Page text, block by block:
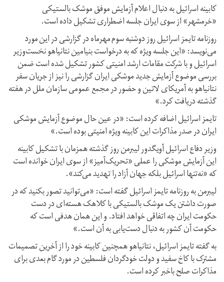
کابینه اسرائیل به دنبال اعلام آزمایش موفق موشک بالستیکی
«خرمشهر» از سوی ایران جلسه اضطراری تشکیل داده است.
روزنامه تایمز اسرائیل روز دوشنبه سوم مهرماه در گزارشی در این مورد
می‌نویسد: «این جلسه ویژه که به درخواست بنیامین نتانیاهو نخست‌وزیر
اسرائیل و با شرکت مقامات ارشد امنیتی کشور تشکیل شده است ضمن
بررسی موضوع آزمایش جدید موشکی ایران گزارشی را نیز از جریان سفر
نتانیاهو به آمریکای لاتین و حضور در مجمع عمومی سازمان ملل در هفته
گذشته دریافت کرد.»
تایمز اسرائیل اضافه کرده است: «در عین حال موضوع آزمایش موشکی
ایران در صدر مذاکرات این کابینه ویژه امنیتی بوده است.»
وزیر دفاع اسرائیل آویگدور لیبرمن روز گذشته همزمان با تشکیل کابینه
این آزمایش موشکی را عملی «تحریک‌آمیز» از سوی ایران خوانده است
که «نه‌تنها اسرائیل بلکه جهان آزاد را تهدید می‌کند».
لیبرمن به روزنامه تایمز اسرائیل گفته است: «می‌توانید تصور بکنید که در
صورت داشتن یک موشک بالستیکی با کلاهک هسته‌ای در دست
حکومت ایران چه اتفاقی خواهد افتاد. و این همان هدفی است که
حکومت آن کشور به دنبال دست‌یابی به آن است.»
به گفته تایمز اسرائیل، نتانیاهو همچنین کابینه خود را از آخرین تصمیمات
مشترک با کاخ سفید و دولت خودگردان فلسطین در مورد گام بعدی برای
مذاکرات صلح باخبر کرده است.